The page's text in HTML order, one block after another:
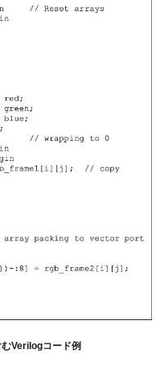
Verilogコード例